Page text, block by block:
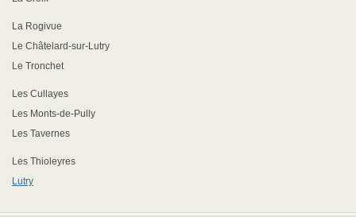
La Rogivue
Le Châtelard-sur-Lutry
Le Tronchet
Les Cullayes
Les Monts-de-Pully
Les Tavernes
Les Thioleyres
Lutry